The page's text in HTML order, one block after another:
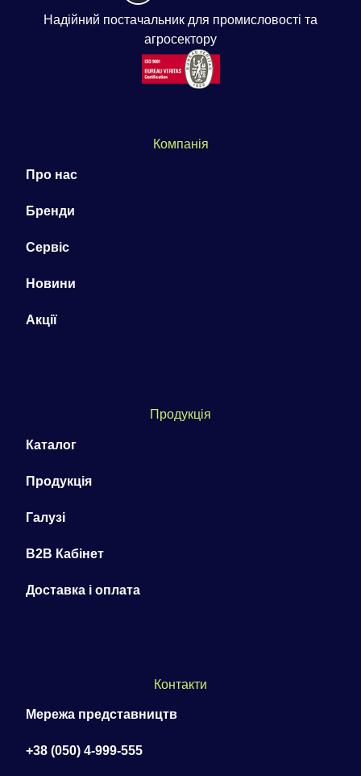
Надійний постачальник для промисловості та
агросектору
Компанія
Про нас
Бренди
Сервіс
Новини
Акції
Продукція
Каталог
Продукція
Галузі
B2B Кабінет
Доставка і оплата
Контакти
Мережа представництв
+38 (050) 4-999-555